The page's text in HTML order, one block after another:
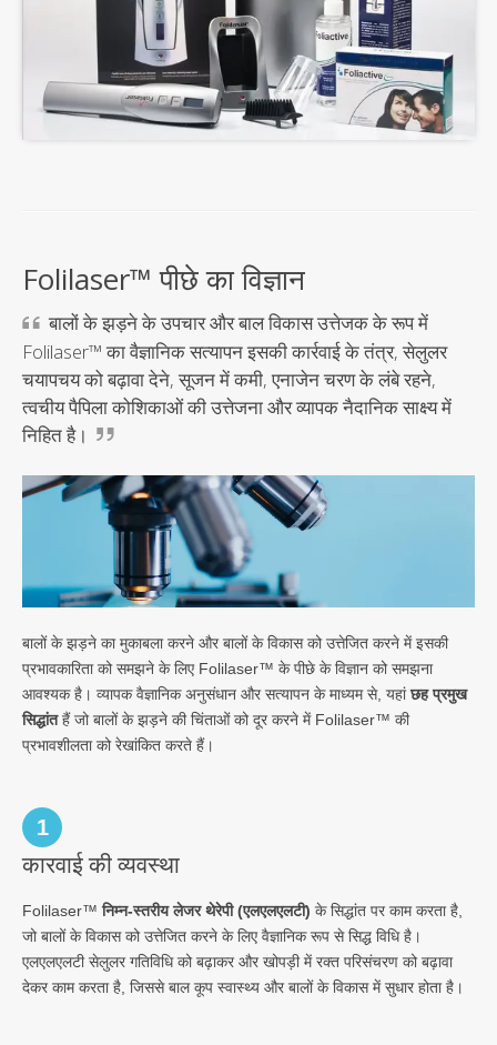
Folilaser™ पीछे का विज्ञान
बालों के झड़ने के उपचार और बाल विकास उत्तेजक के रूप में
Folilaser™ का वैज्ञानिक सत्यापन इसकी कार्रवाई के तंत्र, सेलुलर
चयापचय को बढ़ावा देने, सूजन में कमी, एनाजेन चरण के लंबे रहने,
त्वचीय पैपिला कोशिकाओं की उत्तेजना और व्यापक नैदानिक साक्ष्य में
निहित है।
बालों के झड़ने का मुकाबला करने और बालों के विकास को उत्तेजित करने में इसकी
प्रभावकारिता को समझने के लिए Folilaser™ के पीछे के विज्ञान को समझना
आवश्यक है। व्यापक वैज्ञानिक अनुसंधान और सत्यापन के माध्यम से, यहांछह प्रमुख
सिद्धांतहैं जो बालों के झड़ने की चिंताओं को दूर करने में Folilaser™ की
प्रभावशीलता को रेखांकित करते हैं।
1
कारवाई की व्यवस्था
Folilaser™निम्न-स्तरीय लेजर थेरेपी (एलएलएलटी) के सिद्धांत पर काम करता है,
जो बालों के विकास को उत्तेजित करने के लिए वैज्ञानिक रूप से सिद्ध विधि है।
एलएलएलटी सेलुलर गतिविधि को बढ़ाकर और खोपड़ी में रक्त परिसंचरण को बढ़ावा
देकर काम करता है, जिससे बाल कूप स्वास्थ्य और बालों के विकास में सुधार होता है।